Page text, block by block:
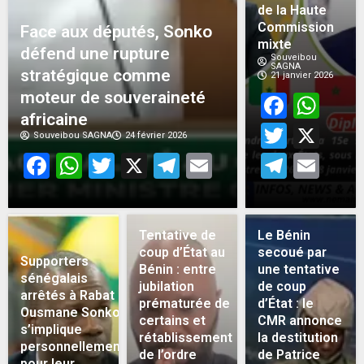
Face aux députés, Sonko
défend une rupture
stratégique comme
moteur de souveraineté
africaine
Souveibou SAGNA 24 février 2026
Facebook
WhatsApp
Twitter
X Telegram
Email
de la Haute
Commission
mixte
Souveibou
SAGNA
21 janvier 2026
X
Supporters
sénégalais
arrêtés à Rabat :
Ousmane Sonko
s’implique
personnellement
Tentative de
coup d’État au
Bénin : entre
jubilation
prématurée de
certains et
rétablissement
de l’ordre
Le Bénin
secoué par
une tentative
de coup
d’État : le
CMR annonce
la destitution
de Patrice